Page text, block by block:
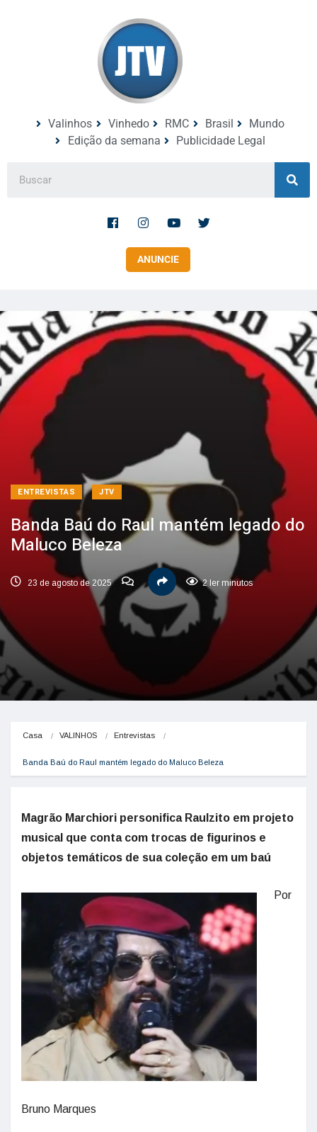
Valinhos Vinhedo RMC Brasil
Mundo
Edição da semana
Publicidade Legal
ANUNCIE
ENTREVISTAS JTV
Banda Baú do Raul mantém legado do
Maluco Beleza
23 de agosto de 2025 2 ler minutos
Casa VALINHOS Entrevistas
Banda Baú do Raul mantém legado do Maluco Beleza
Magrão Marchiori personifica Raulzito em projeto
musical que conta com trocas de figurinos e
objetos temáticos de sua coleção em um baú
Por
Bruno Marques